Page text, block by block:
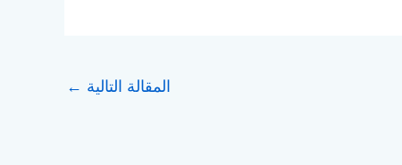
المقالة التالية ←